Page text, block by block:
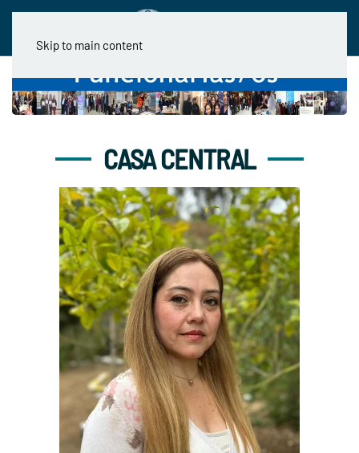
Skip to main content
CASA CENTRAL
secretaria.academicaenf@uv.cl